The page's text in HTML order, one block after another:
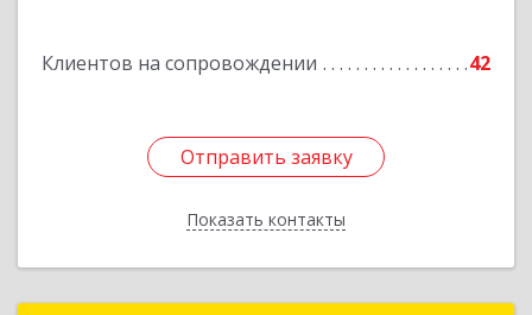
Клиентов на сопровождении 42
Отправить заявку
Показать контакты
Отправить заявку
Назад